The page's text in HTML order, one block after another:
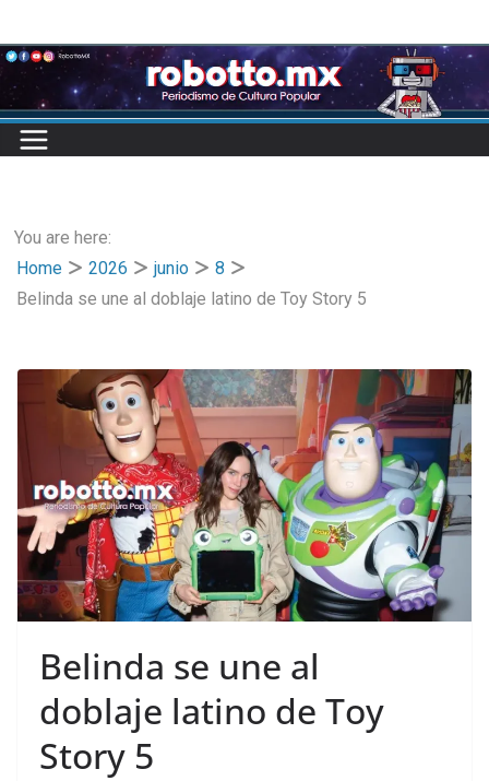
to
content
You are here:
Home
2026 junio
8
Belinda se une al doblaje latino de Toy Story 5
Belinda se une al
doblaje latino de Toy
Story 5